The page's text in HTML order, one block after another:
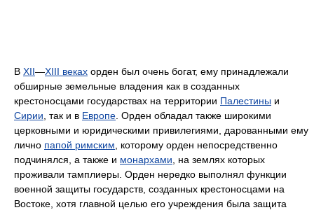
В XII—XIII веках орден был очень богат, ему принадлежали
обширные земельные владения как в созданных
крестоносцами государствах на территории Палестины и
Сирии , так и в Европе . Орден обладал также широкими
церковными и юридическими привилегиями, дарованными ему
лично папой римским , которому орден непосредственно
подчинялся, а также и монархами , на землях которых
проживали тамплиеры. Орден нередко выполнял функции
военной защиты государств, созданных крестоносцами на
Востоке, хотя главной целью его учреждения была защита